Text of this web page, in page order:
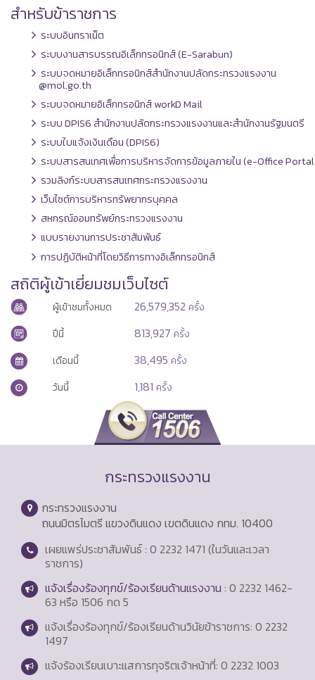
สำหรับข้าราชการ
ระบบอินทราเน็ต
ระบบงานสารบรรณอิเล็กทรอนิกส์ (E-Sarabun)
ระบบจดหมายอิเล็กทรอนิกส์สำนักงานปลัดกระทรวงแรงงาน
@mol.go.th
ระบบจดหมายอิเล็กทรอนิกส์ workD Mail
ระบบ DPIS6 สำนักงานปลัดกระทรวงแรงงานและสำนักงานรัฐมนตรี
ระบบใบแจ้งเงินเดือน (DPIS6)
ระบบสารสนเทศเพื่อการบริหารจัดการข้อมูลภายใน (e-Office
รวมลิงก์ระบบสารสนเทศกระทรวงแรงงาน
เว็บไซต์การบริหารทรัพยากรบุคคล
สหกรณ์ออมทรัพย์กระทรวงแรงงาน
แบบรายงานการประชาสัมพันธ์
การปฏิบัติหน้าที่โดยวิธีการทางอิเล็กทรอนิกส์
สถิติผู้เข้าเยี่ยมชมเว็บไซต์
ผู้เข้าชมทั้งหมด 26,579,352 ครั้ง
ปีนี้
813,927 ครั้ง
เดือนนี้
38,495 ครั้ง
วันนี้
1,181 ครั้ง
กระทรวงแรงงาน
กระทรวงแรงงาน
ถนนมิตรไมตรี แขวงดินแดง เขตดินแดง กทม. 10400
เผยแพร่ประชาสัมพันธ์ : 0 2232 1471 (ในวันและเวลา
ราชการ)
แจ้งเรื่องร้องทุกข์/ร้องเรียนด้านแรงงาน : 0 2232 1462-
63 หรือ 1506 กด 5
แจ้งเรื่องร้องทุกข์/ร้องเรียนด้านวินัยข้าราชการ: 0 2232
1497
แจ้งร้องเรียนเบาะแสการทุจริตเจ้าหน้าที่: 0 2232 1003